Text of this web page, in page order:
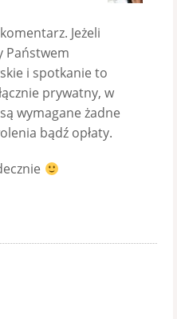
Jeżeli
Państwem
i spotkanie to
prywatny, w
wymagane żadne
bądź opłaty.